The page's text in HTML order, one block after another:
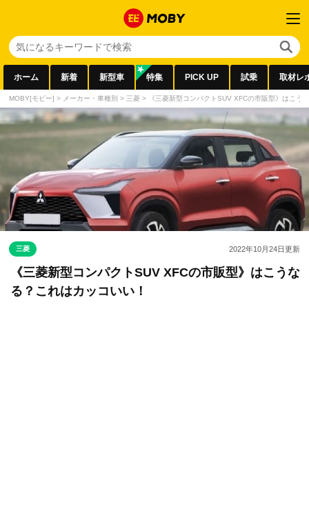
ホーム 新着 新型車 特集 PICK UP 試乗 取材レ
MOBY[モビー] > メーカー・車種別 > 三菱 > 《三菱新型コンパクトSUV XFCの市販型》はこう
三菱 2022年10月24日更新
《三菱新型コンパクトSUV XFCの市販型》はこうな
る？これはカッコいい！